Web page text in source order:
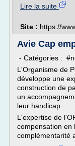
Lire la suite
Site : https://
Avie Cap
- Catégories :
L'Organisme de
développe une
construction de
un
leur handicap.
L'expertise de
compensation en
complémentarité